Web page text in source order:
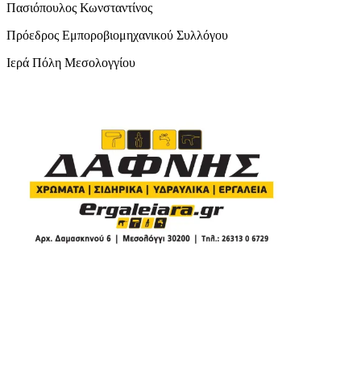
Πασιόπουλος Κωνσταντίνος
Πρόεδρος Εμποροβιομηχανικού Συλλόγου
Ιερά Πόλη Μεσολογγίου